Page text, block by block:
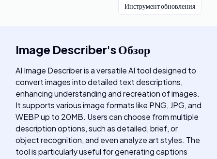
Инструмент обновления
Image Describer'sОбзор
AI Image Describer is a versatile AI tool designed to
convert images into detailed text descriptions,
enhancing understanding and recreation of images.
It supports various image formats like PNG, JPG, and
WEBP up to 20MB. Users can choose from multiple
description options, such as detailed, brief, or
object recognition, and even analyze art styles. The
tool is particularly useful for generating captions